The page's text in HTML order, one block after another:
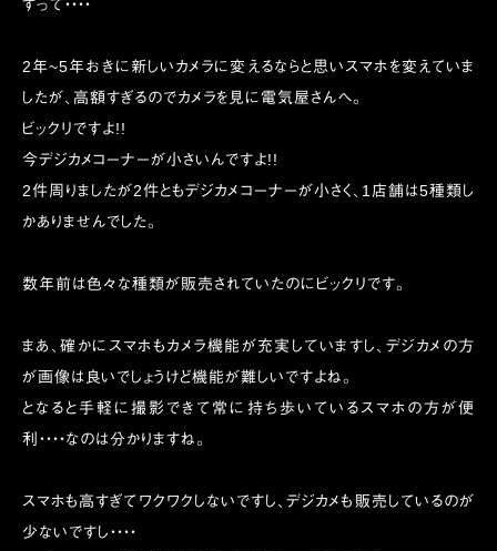
すって・・・・
2年~5年おきに新しいカメラに変えるならと思いスマホを変えていま
したが、高額すぎるのでカメラを見に電気屋さんへ。
ビックリですよ!!
今デジカメコーナーが小さいんですよ!!
2件周りましたが2件ともデジカメコーナーが小さく、1店舗は5種類し
かありませんでした。
数年前は色々な種類が販売されていたのにビックリです。
まあ、確かにスマホもカメラ機能が充実していますし、デジカメの方
が画像は良いでしょうけど機能が難しいですよね。
となると手軽に撮影できて常に持ち歩いているスマホの方が便
利・・・・なのは分かりますね。
スマホも高すぎてワクワクしないですし、デジカメも販売しているのが
少ないですし・・・・